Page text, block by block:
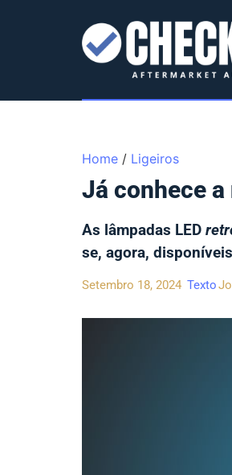
Home / Ligeiros
Já conhece
As lâmpadas LED
se, agora,
Setembro 18, 2024 Texto